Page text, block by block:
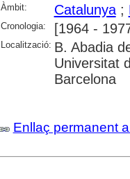
Àmbit:
Catalunya;
Cronologia: [1964 -
Localització: B. Abadia
Universitat
Barcelona
Enllaç permanent